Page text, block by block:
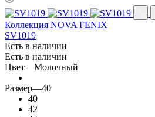
Коллекция NOVA FENIX
SV1019
Есть в наличии
Есть в наличии
Цвет—Молочный
Размер—40
40
42